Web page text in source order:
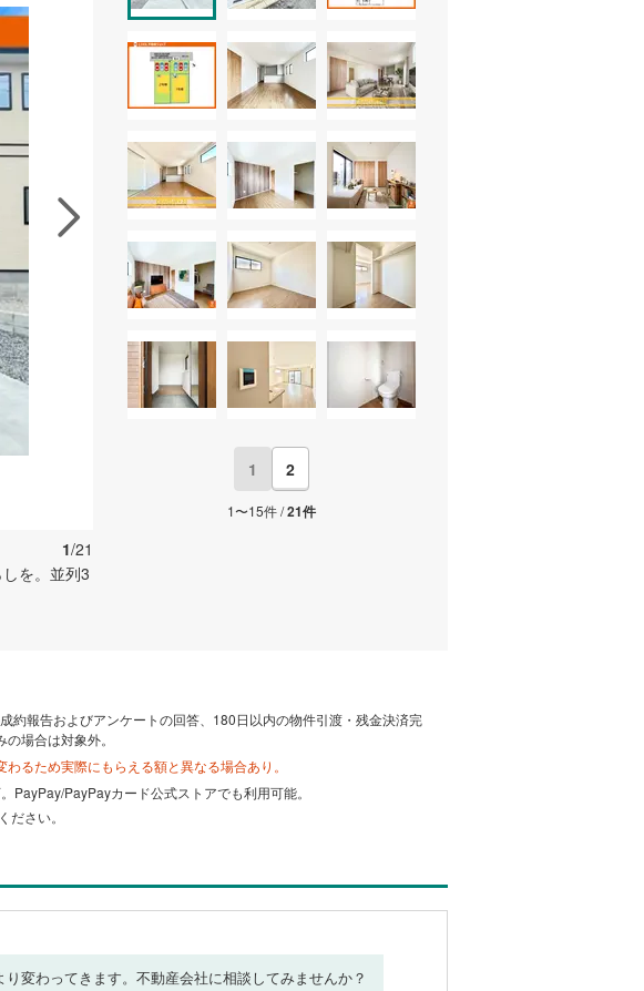
1/21
を。並列3
1 2
1〜15件 /21件
約報告およびアンケートの回答、180日以内の物件引渡・残金決済完
場合は対象外。
るため実際にもらえる額と異なる場合あり。
PayPay/PayPayカード公式ストアでも利用可能。
ださい。
変わってきます。不動産会社に相談してみませんか？